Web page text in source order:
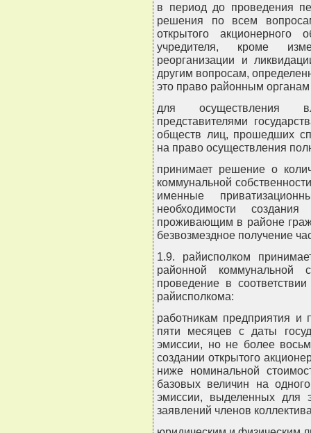
в период до проведения
решения по всем
открытого
учредителя, кроме
реорганизации и
другим вопросам,
это право районным
для осуществления
представителями
обществ лиц, прошедших
на право осуществления
принимает решение о
коммунальной
именные
необходимости
проживающим в районе
безвозмездное получение
1.9. райисполком
районной коммунальной
проведение в
райисполкома:
работникам предприятия
пяти месяцев с даты
эмиссии, но не более
создании открытого
ниже номинальной
базовых величин на
эмиссии, выделенных для
заявлений членов